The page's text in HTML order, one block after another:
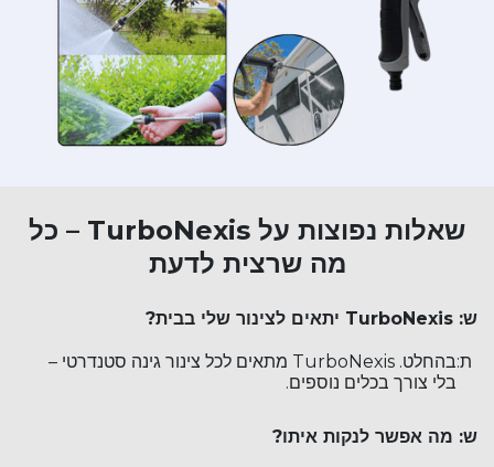
שאלות נפוצות על TurboNexis – כל
מה שרצית לדעת
ש: TurboNexis יתאים לצינור שלי בבית?
ת:
בהחלט. TurboNexis מתאים לכל צינור גינה סטנדרטי –
בלי צורך בכלים נוספים.
ש: מה אפשר לנקות איתו?